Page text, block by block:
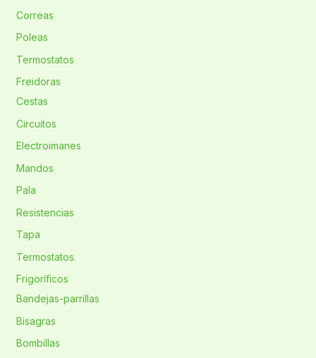
Correas
Poleas
Termostatos
Freidoras
Cestas
Circuitos
Electroimanes
Mandos
Pala
Resistencias
Tapa
Termostatos.
Frigoríficos
Bandejas-parrillas
Bisagras
Bombillas